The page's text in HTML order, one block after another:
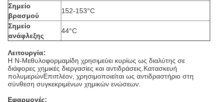
Σημείο
βρασμού
152-153°C
Σημείο
ανάφλεξης
44°C
Λειτουργία:
Η N-Μεθυλοφορμαμίδη χρησιμεύει κυρίως ως διαλύτης σε
διάφορες χημικές διεργασίες και αντιδράσεις.Κατασκευή
πολυμερώνΕπιπλέον, χρησιμοποιείται ως αντιδραστήριο στη
σύνθεση συγκεκριμένων χημικών ενώσεων.
Εφαρμογές: